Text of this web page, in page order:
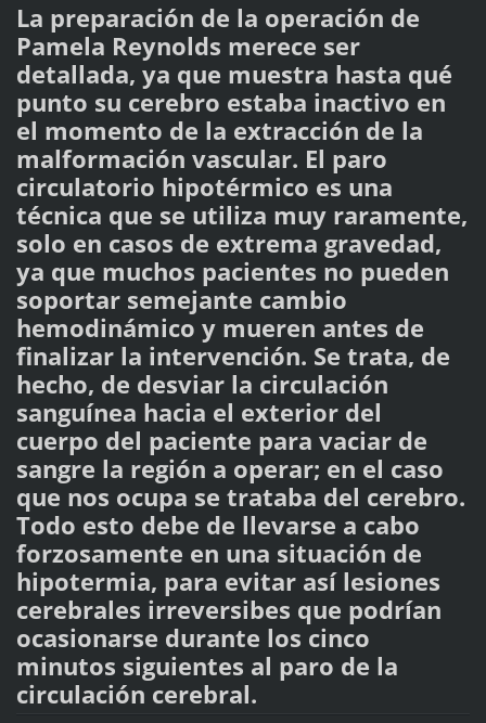
La preparación de la operación de
Pamela Reynolds merece ser
detallada, ya que muestra hasta qué
punto su cerebro estaba inactivo en
el momento de la extracción de la
malformación vascular. El paro
circulatorio hipotérmico es una
técnica que se utiliza muy raramente,
solo en casos de extrema gravedad,
ya que muchos pacientes no pueden
soportar semejante cambio
hemodinámico y mueren antes de
finalizar la intervención. Se trata, de
hecho, de desviar la circulación
sanguínea hacia el exterior del
cuerpo del paciente para vaciar de
sangre la región a operar; en el caso
que nos ocupa se trataba del cerebro.
Todo esto debe de llevarse a cabo
forzosamente en una situación de
hipotermia, para evitar así lesiones
cerebrales irreversibes que podrían
ocasionarse durante los cinco
minutos siguientes al paro de la
circulación cerebral.